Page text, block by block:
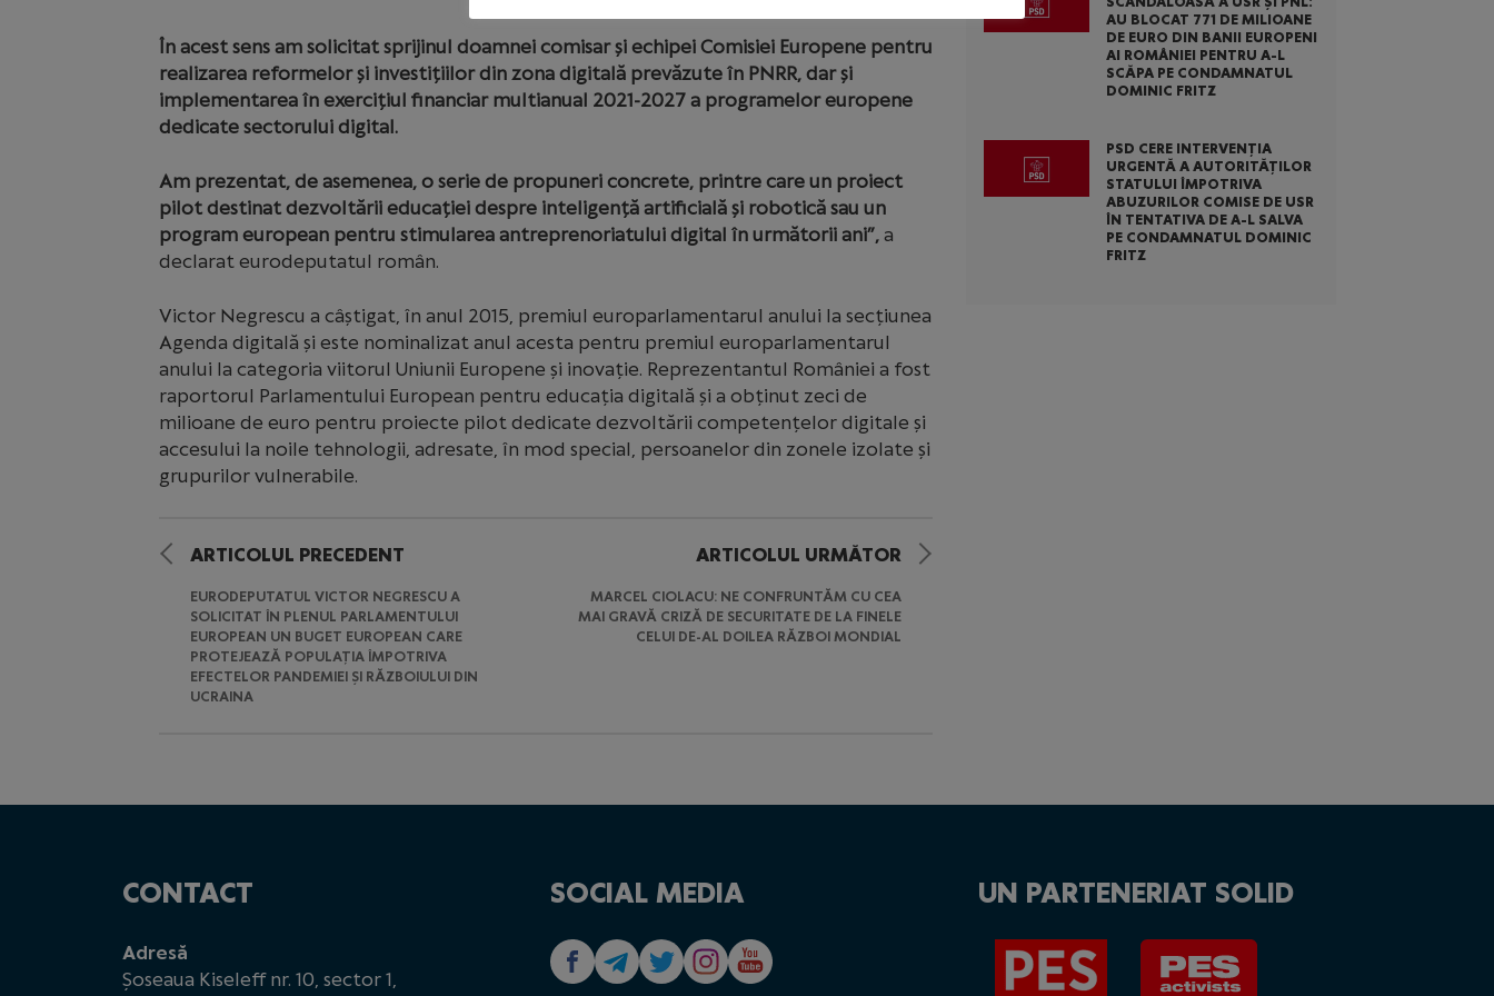
În acest sens am solicitat sprijinul doamnei comisar și echipei Comisiei Europene pentru
realizarea reformelor și investițiilor din zona digitală prevăzute în PNRR, dar și
implementarea în exercițiul financiar multianual 2021-2027 a programelor europene
dedicate sectorului digital.
Am prezentat, de asemenea, o serie de propuneri concrete, printre care un proiect
pilot destinat dezvoltării educației despre inteligență artificială și robotică sau un
program european pentru stimularea antreprenoriatului digital în următorii ani”,a
declarat eurodeputatul român.
Victor Negrescu a câștigat, în anul 2015, premiul europarlamentarul anului la secțiunea
Agenda digitală și este nominalizat anul acesta pentru premiul europarlamentarul
anului la categoria viitorul Uniunii Europene și inovație. Reprezentantul României a fost
raportorul Parlamentului European pentru educația digitală și a obținut zeci de
milioane de euro pentru proiecte pilot dedicate dezvoltării competențelor digitale și
accesului la noile tehnologii, adresate, în mod special, persoanelor din zonele izolate și
grupurilor vulnerabile.
ARTICOLUL PRECEDENT
EURODEPUTATUL VICTOR NEGRESCU A
SOLICITAT ÎN PLENUL PARLAMENTULUI
EUROPEAN UN BUGET EUROPEAN CARE
PROTEJEAZĂ POPULAȚIA ÎMPOTRIVA
EFECTELOR PANDEMIEI ȘI RĂZBOIULUI DIN
UCRAINA
ARTICOLUL URMĂTOR
MARCEL CIOLACU: NE CONFRUNTĂM CU CEA
MAI GRAVĂ CRIZĂ DE SECURITATE DE LA FINELE
CELUI DE-AL DOILEA RĂZBOI MONDIAL
AU BLOCAT 771 DE MILIOANE
DE EURO DIN BANII EUROPENI
AI ROMÂNIEI PENTRU A-L
SCĂPA PE CONDAMNATUL
DOMINIC FRITZ
PSD CERE INTERVENȚIA
URGENTĂ A AUTORITĂȚILOR
STATULUI ÎMPOTRIVA
ABUZURILOR COMISE DE USR
ÎN TENTATIVA DE A-L SALVA
PE CONDAMNATUL DOMINIC
FRITZ
CONTACT
Adresă
Șoseaua Kiseleff nr. 10, sector 1,
SOCIAL MEDIA UN PARTENERIAT SOLID